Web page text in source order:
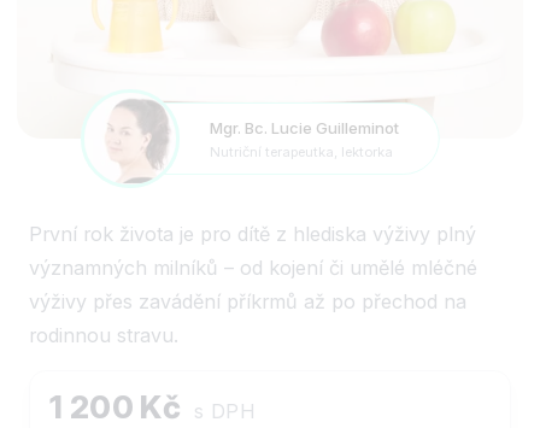
Mgr. Bc. Lucie Guilleminot
Nutriční terapeutka, lektorka
První rok života je pro dítě z hlediska výživy plný
významných milníků – od kojení či umělé mléčné
výživy přes zavádění příkrmů až po přechod na
rodinnou stravu.
1 200 Kč s DPH